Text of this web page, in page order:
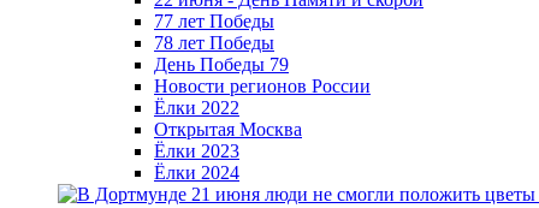
77 лет Победы
78 лет Победы
День Победы 79
Новости регионов России
Ёлки 2022
Открытая Москва
Ёлки 2023
Ёлки 2024